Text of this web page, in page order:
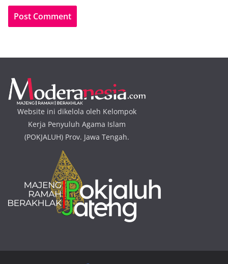
Website ini dikelola oleh Kelompok
Kerja Penyuluh Agama Islam
(POKJALUH) Prov. Jawa Tengah.